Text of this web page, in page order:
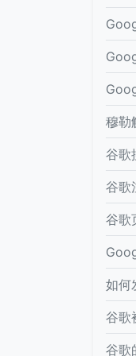
穆勒
谷歌
谷歌
谷歌
如何
谷歌
谷歌